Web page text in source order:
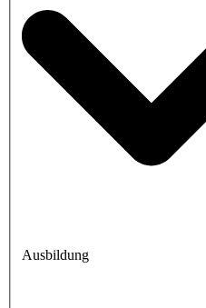
Ausbildung